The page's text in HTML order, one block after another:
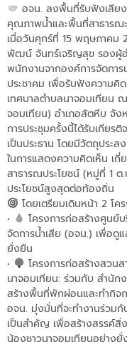
อจน. ลงพื้นที่รับฟังเสีย
คุณภาพน้ำและพื้นที่สาธารณ
เมื่อวันศุกร์ที่ 15 พฤษภาคม
พัฒน์ จันทร์เจริญสุข รองผู้อ
พนักงานจากองค์การจัดการ
ประชาคม เพื่อรับฟังความคิ
เทศบาลตำบลนาจอมเทียน
จอมเทียน) อำเภอสัตหีบ จัง
การประชุมครั้งนี้ได้รับเกีย
เป็นประธาน โดยมีวัตถุประ
ในการแสดงความคิดเห็น เ
สาธารณประโยชน์ (หมู่ที่ 1
ประโยชน์สูงสุดต่อท้องถิ่น
โดยเตรียมเดินหน้า 2 โ
•
โครงการก่อสร้างศูนย์
จัดการน้ำเสีย (อจน.) เพื่อดู
ยั่งยืน
•
โครงการก่อสร้างสวน
นาจอมเทียน: ร่วมกับ สำนัก
สร้างพื้นที่พักผ่อนและทำกิจ
อจน. มุ่งมั่นที่จะทำงานร่วม
เป็นสำคัญ เพื่อสร้างสรรค์
น้องชาวนาจอมเทียนอย่างยั่